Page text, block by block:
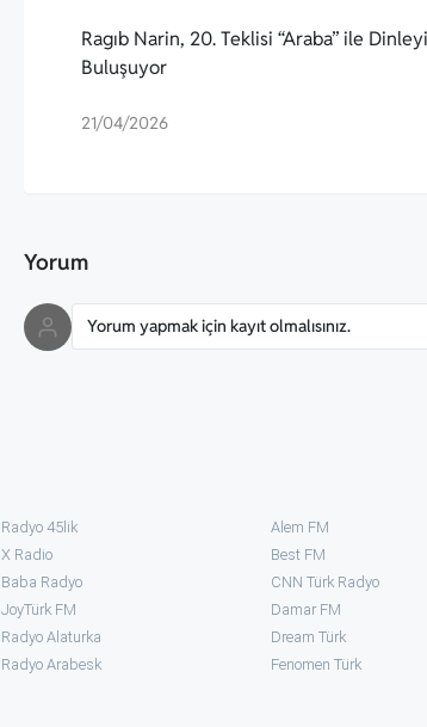
Ragıb Narin, 20. Teklisi “Araba” ile
Buluşuyor
21/04/2026
Yorum
Yorum yapmak için kayıt olmalısınız.
Radyo 45lik
X Radio
Baba Radyo
JoyTürk FM
Radyo Alaturka
Radyo Arabesk
Alem FM
Best FM
CNN Türk Radyo
Damar FM
Dream Türk
Fenomen Türk